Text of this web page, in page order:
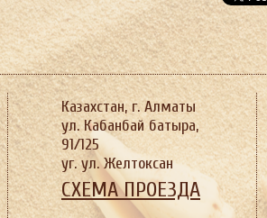
Казахстан, г. Алматы
ул. Кабанбай батыра,
91/125
уг. ул. Желтоксан
СХЕМА ПРОЕЗДА